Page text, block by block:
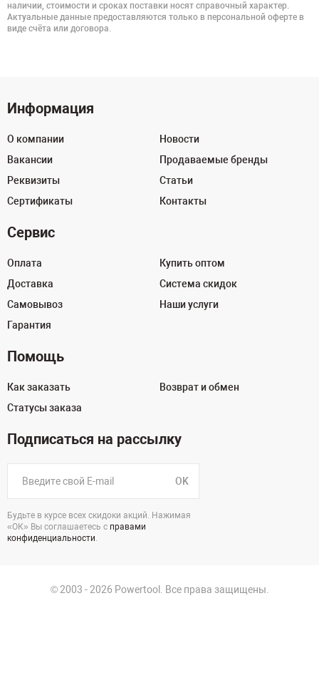
наличии, стоимости и сроках поставки носят справочный характер.
Актуальные данные предоставляются только в персональной оферте в
виде счёта или договора.
Информация
О компании
Вакансии
Реквизиты
Сертификаты
Новости
Продаваемые бренды
Статьи
Контакты
Сервис
Оплата
Доставка
Самовывоз
Гарантия
Купить оптом
Система скидок
Наши услуги
Помощь
Как заказать
Статусы заказа
Возврат и обмен
Подписаться на рассылку
OK
Будьте в курсе всех скидоки акций. Нажимая
«ОК» Вы соглашаетесь с правами
конфиденциальности.
© 2003 - 2026 Powertool. Все права защищены.